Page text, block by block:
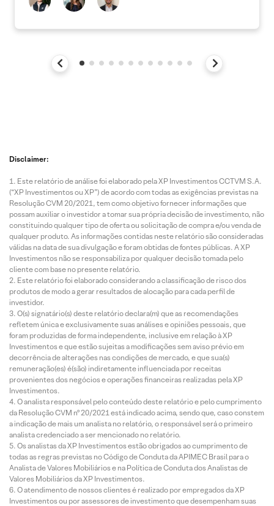
Disclaimer:
Este relatório de análise foi elaborado pela XP Investimentos CCTVM S.A.
(“XP Investimentos ou XP”) de acordo com todas as exigências previstas na
Resolução CVM 20/2021, tem como objetivo fornecer informações que
possam auxiliar o investidor a tomar sua própria decisão de investimento, não
constituindo qualquer tipo de oferta ou solicitação de compra e/ou venda de
qualquer produto. As informações contidas neste relatório são consideradas
válidas na data de sua divulgação e foram obtidas de fontes públicas. A XP
Investimentos não se responsabiliza por qualquer decisão tomada pelo
cliente com base no presente relatório.
Este relatório foi elaborado considerando a classificação de risco dos
produtos de modo a gerar resultados de alocação para cada perfil de
investidor.
O(s) signatário(s) deste relatório declara(m) que as recomendações
refletem única e exclusivamente suas análises e opiniões pessoais, que
foram produzidas de forma independente, inclusive em relação à XP
Investimentos e que estão sujeitas a modificações sem aviso prévio em
decorrência de alterações nas condições de mercado, e que sua(s)
remuneração(es) é(são) indiretamente influenciada por receitas
provenientes dos negócios e operações financeiras realizadas pela XP
Investimentos.
O analista responsável pelo conteúdo deste relatório e pelo cumprimento
da Resolução CVM nº 20/2021 está indicado acima, sendo que, caso constem
a indicação de mais um analista no relatório, o responsável será o primeiro
analista credenciado a ser mencionado no relatório.
Os analistas da XP Investimentos estão obrigados ao cumprimento de
todas as regras previstas no Código de Conduta da APIMEC Brasil para o
Analista de Valores Mobiliários e na Política de Conduta dos Analistas de
Valores Mobiliários da XP Investimentos.
O atendimento de nossos clientes é realizado por empregados da XP
Investimentos ou por assessores de investimento que desempenham suas